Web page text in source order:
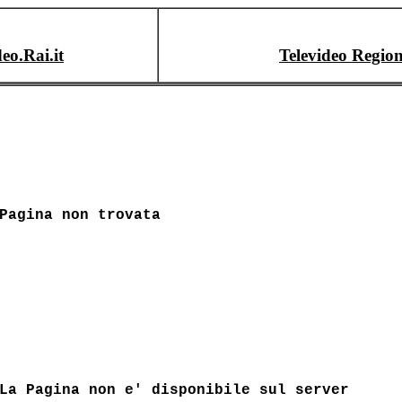
Televideo
Pagina non trovata
La Pagina non e' disponibile sul server